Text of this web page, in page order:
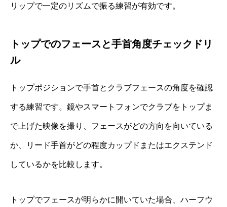
リップで一定のリズムで振る練習が有効です。
トップでのフェースと手首角度チェックドリ
ル
トップポジションで手首とクラブフェースの角度を確認
する練習です。鏡やスマートフォンでクラブをトップま
で上げた映像を撮り、フェースがどの方向を向いている
か、リード手首がどの程度カップドまたはエクステンド
しているかを比較します。
トップでフェースが明らかに開いていた場合、ハーフウ